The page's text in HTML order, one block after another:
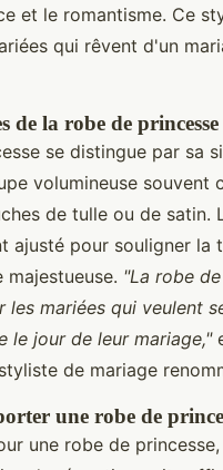
et le romantisme. Ce
qui rêvent d'un
de la robe de princesse
se distingue par sa
volumineuse souvent
de tulle ou de satin.
ajusté pour souligner la
majestueuse. "La robe
mariées qui veulent
le jour de leur mariage,"
de mariage
une robe de
une robe de